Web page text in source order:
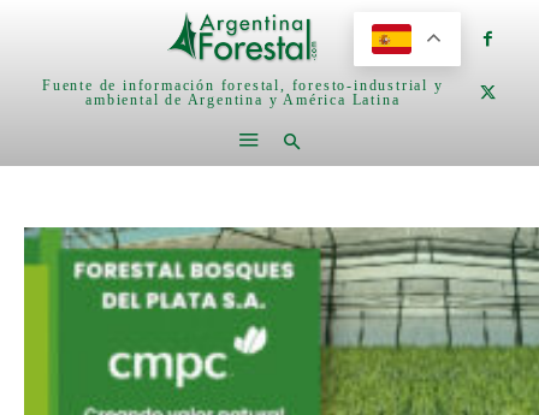
Fuente de información forestal, foresto-industrial y
ambiental de Argentina y América Latina